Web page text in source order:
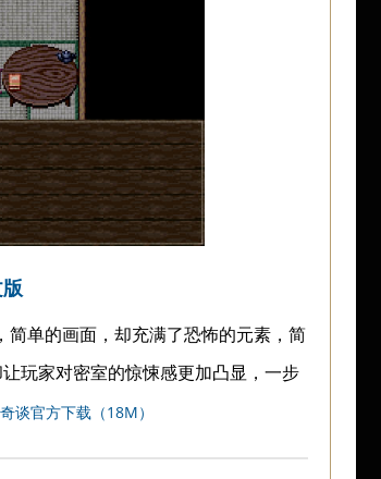
简单的画面，却充满了恐怖的元素，简
玩家对密室的惊悚感更加凸显，一步
谈官方下载（18M）